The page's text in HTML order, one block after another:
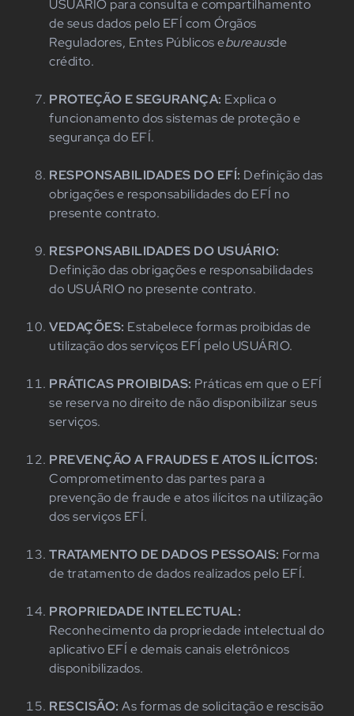
USUÁRIO para consulta e compartilhamento
de seus dados pelo EFÍ com Órgãos
Reguladores, Entes Públicos ebureausde
crédito.
PROTEÇÃO E SEGURANÇA: Explica o
funcionamento dos sistemas de proteção e
segurança do EFÍ.
RESPONSABILIDADES DO EFÍ: Definição das
obrigações e responsabilidades do EFÍ no
presente contrato.
RESPONSABILIDADES DO USUÁRIO:
Definição das obrigações e responsabilidades
do USUÁRIO no presente contrato.
VEDAÇÕES: Estabelece formas proibidas de
utilização dos serviços EFÍ pelo USUÁRIO.
PRÁTICAS PROIBIDAS: Práticas em que o EFÍ
se reserva no direito de não disponibilizar seus
serviços.
PREVENÇÃO A FRAUDES E ATOS ILÍCITOS:
Comprometimento das partes para a
prevenção de fraude e atos ilícitos na utilização
dos serviços EFÍ.
TRATAMENTO DE DADOS PESSOAIS: Forma
de tratamento de dados realizados pelo EFÍ.
PROPRIEDADE INTELECTUAL:
Reconhecimento da propriedade intelectual do
aplicativo EFÍ e demais canais eletrônicos
disponibilizados.
RESCISÃO: As formas de solicitação e rescisão